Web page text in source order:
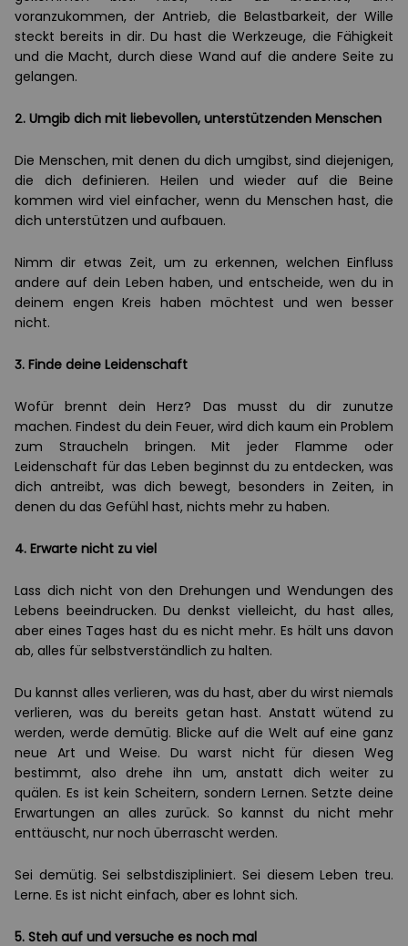
voranzukommen, der Antrieb, die Belastbarkeit, der Wille
steckt bereits in dir. Du hast die Werkzeuge, die Fähigkeit
und die Macht, durch diese Wand auf die andere Seite zu
gelangen.
2. Umgib dich mit liebevollen, unterstützenden Menschen
Die Menschen, mit denen du dich umgibst, sind diejenigen,
die dich definieren. Heilen und wieder auf die Beine
kommen wird viel einfacher, wenn du Menschen hast, die
dich unterstützen und aufbauen.
Nimm dir etwas Zeit, um zu erkennen, welchen Einfluss
andere auf dein Leben haben, und entscheide, wen du in
deinem engen Kreis haben möchtest und wen besser
nicht.
3. Finde deine Leidenschaft
Wofür brennt dein Herz? Das musst du dir zunutze
machen. Findest du dein Feuer, wird dich kaum ein Problem
zum Straucheln bringen. Mit jeder Flamme oder
Leidenschaft für das Leben beginnst du zu entdecken, was
dich antreibt, was dich bewegt, besonders in Zeiten, in
denen du das Gefühl hast, nichts mehr zu haben.
4. Erwarte nicht zu viel
Lass dich nicht von den Drehungen und Wendungen des
Lebens beeindrucken. Du denkst vielleicht, du hast alles,
aber eines Tages hast du es nicht mehr. Es hält uns davon
ab, alles für selbstverständlich zu halten.
Du kannst alles verlieren, was du hast, aber du wirst niemals
verlieren, was du bereits getan hast. Anstatt wütend zu
werden, werde demütig. Blicke auf die Welt auf eine ganz
neue Art und Weise. Du warst nicht für diesen Weg
bestimmt, also drehe ihn um, anstatt dich weiter zu
quälen. Es ist kein Scheitern, sondern Lernen. Setzte deine
Erwartungen an alles zurück. So kannst du nicht mehr
enttäuscht, nur noch überrascht werden.
Sei demütig. Sei selbstdiszipliniert. Sei diesem Leben treu.
Lerne. Es ist nicht einfach, aber es lohnt sich.
5. Steh auf und versuche es noch mal